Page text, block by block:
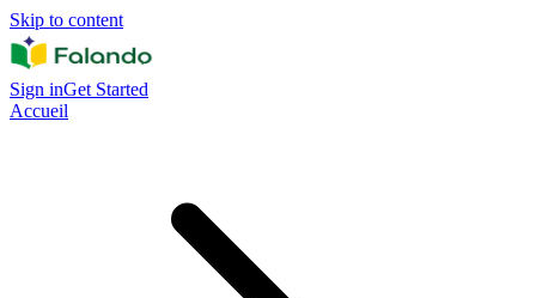
Skip to content
Sign inGet Started
Accueil